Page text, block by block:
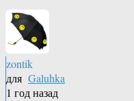
zontik
для Galuhka
1 год назад